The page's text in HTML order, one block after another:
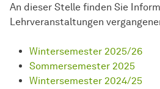
An dieser Stelle finden Sie
Lehrveranstaltungen
Wintersemester 2025/26
Sommersemester 2025
Wintersemester 2024/25